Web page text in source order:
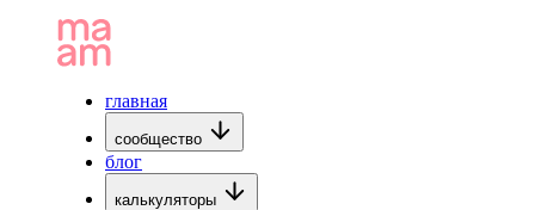
главная
сообщество
блог
калькуляторы